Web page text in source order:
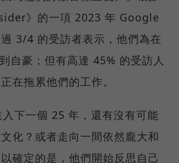
》的一項 2023 年 Google
3/4 的受訪者表示，他們為在
自豪；但有高達 45% 的受訪人
在拖累他們的工作。
下一個 25 年，還有沒有可能
化？或者走向一間依然龐大和
確定的是，他們開始反思自己